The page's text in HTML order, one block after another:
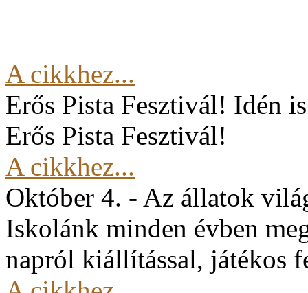
A cikkhez...
Erős Pista Fesztivál! Idén
Erős Pista Fesztivál!
A cikkhez...
Október 4. - Az állatok
Iskolánk minden évben
napról kiállítással, játékos